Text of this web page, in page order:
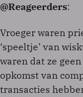
@Reageerders:
Vroeger waren
‘speeltje’ van
waren dat ze
opkomst van
transacties